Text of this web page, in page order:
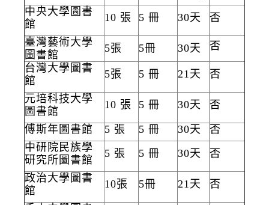
中央大學圖書
館
10 張 5 冊 30天 否
臺灣藝術大學
圖書館
5張 5冊 30天
否
台灣大學圖書
館
5張 5 冊 21天 否
元培科技大學
圖書館
10 張 5 冊 30天 否
傅斯年圖書館 5 張 5 冊 30天
否
中研院民族學
研究所圖書館
5 張 5 冊 30天 否
政治大學圖書
館
10張 5冊 21天 否